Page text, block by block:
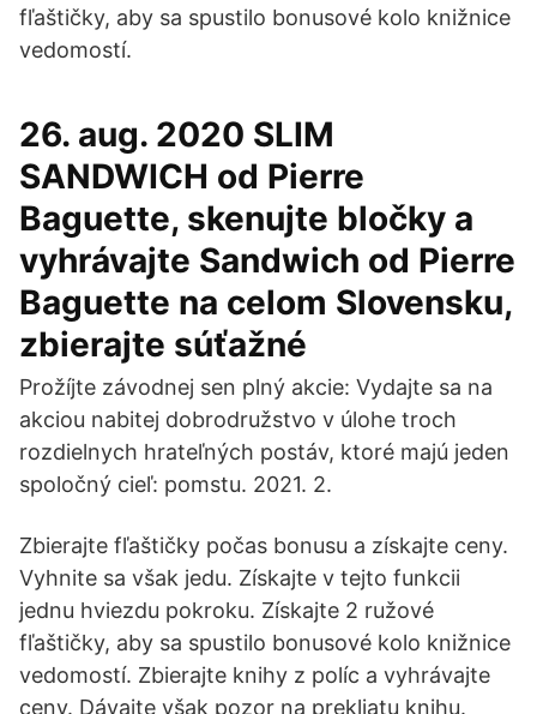
fľaštičky, aby sa spustilo bonusové kolo knižnice
vedomostí.
26. aug. 2020 SLIM
SANDWICH od Pierre
Baguette, skenujte bločky a
vyhrávajte Sandwich od Pierre
Baguette na celom Slovensku,
zbierajte súťažné
Prožíjte závodnej sen plný akcie: Vydajte sa na
akciou nabitej dobrodružstvo v úlohe troch
rozdielnych hrateľných postáv, ktoré majú jeden
spoločný cieľ: pomstu. 2021. 2.
Zbierajte fľaštičky počas bonusu a získajte ceny.
Vyhnite sa však jedu. Získajte v tejto funkcii
jednu hviezdu pokroku. Získajte 2 ružové
fľaštičky, aby sa spustilo bonusové kolo knižnice
vedomostí. Zbierajte knihy z políc a vyhrávajte
ceny. Dávajte však pozor na prekliatu knihu.